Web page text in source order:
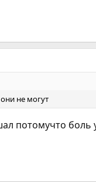
не могут
потомучто